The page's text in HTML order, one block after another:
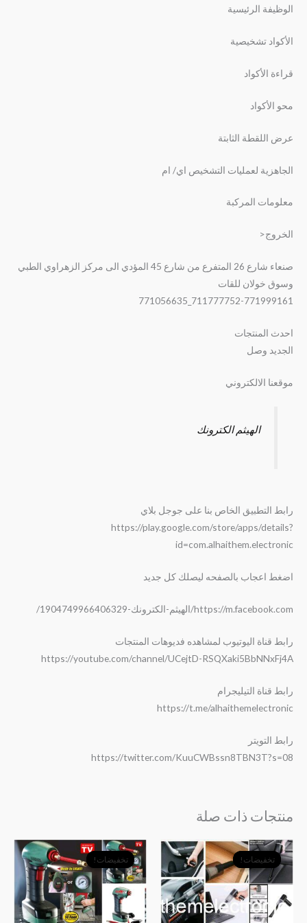
الوظيفة الرئيسية
الأكواد تشخيصية
قراءة الأكواد
محو الأكواد
عرض اللقطة الثابتة
الجاهزية لعمليات التشخيص اي/ ام
معلومات المركبة
الخروج<
صنعاء شارع 26 المتفرع من شارع 45 المؤدي الى مركز الزهراوي الطبي
وسوق خولان للقات
711777752-771999161_771056635
احدث المنتجات
الجديد وصل
موقعنا الالكتروني
الهيثم الكترونك
رابط التطبيق الخاص بنا على جوجل بلاي
https://play.google.com/store/apps/details?
id=com.alhaithem.electronic
اضغط اعجاب بالصفحه ليصلك كل جديد
https://m.facebook.com/الهيثم-الكترونك-1904749966406329/
رابط قناة اليوتيوب لمشاهده فديوهات المنتجات
https://youtube.com/channel/UCejtD-RSQXaki5BbNNxFj4A
رابط قناة التيليجرام
https://t.me/alhaithemelectronic
رابط التويتر
https://twitter.com/KuuCWBssn8TBN3T?s=08
منتجات ذات صلة
تخفيضات!
تخفيضات!
السعر
الأصلي
هو:
﷼6,000.
السعر
الحالي
هو:
﷼4,500.
تخفيضات!
تخفيضات!
السعر
الأصلي
هو:
﷼18,000.
السعر
الحالي
هو:
﷼15,500.